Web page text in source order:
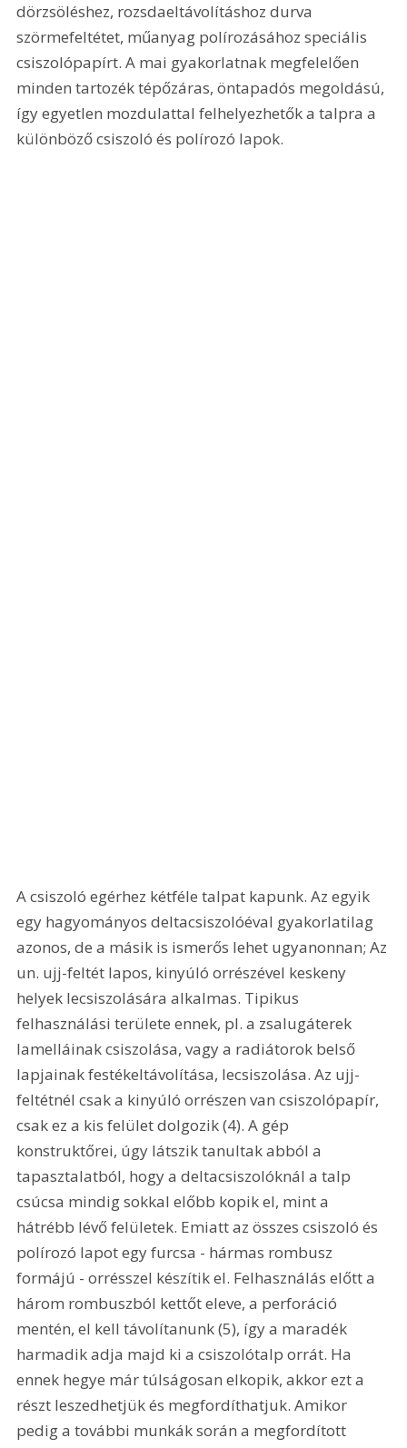
dörzsöléshez, rozsdaeltávolításhoz durva
szörmefeltétet, műanyag polírozásához speciális
csiszolópapírt. A mai gyakorlatnak megfelelően
minden tartozék tépőzáras, öntapadós megoldású,
így egyetlen mozdulattal felhelyezhetők a talpra a
különböző csiszoló és polírozó lapok.
A csiszoló egérhez kétféle talpat kapunk. Az egyik
egy hagyományos deltacsiszolóéval gyakorlatilag
azonos, de a másik is ismerős lehet ugyanonnan; Az
un. ujj-feltét lapos, kinyúló orrészével keskeny
helyek lecsiszolására alkalmas. Tipikus
felhasználási területe ennek, pl. a zsalugáterek
lamelláinak csiszolása, vagy a radiátorok belső
lapjainak festékeltávolítása, lecsiszolása. Az ujj-
feltétnél csak a kinyúló orrészen van csiszolópapír,
csak ez a kis felület dolgozik (4). A gép
konstruktőrei, úgy látszik tanultak abból a
tapasztalatból, hogy a deltacsiszolóknál a talp
csúcsa mindig sokkal előbb kopik el, mint a
hátrébb lévő felületek. Emiatt az összes csiszoló és
polírozó lapot egy furcsa - hármas rombusz
formájú - orrésszel készítik el. Felhasználás előtt a
három rombuszból kettőt eleve, a perforáció
mentén, el kell távolítanunk (5), így a maradék
harmadik adja majd ki a csiszolótalp orrát. Ha
ennek hegye már túlságosan elkopik, akkor ezt a
részt leszedhetjük és megfordíthatjuk. Amikor
pedig a további munkák során a megfordított